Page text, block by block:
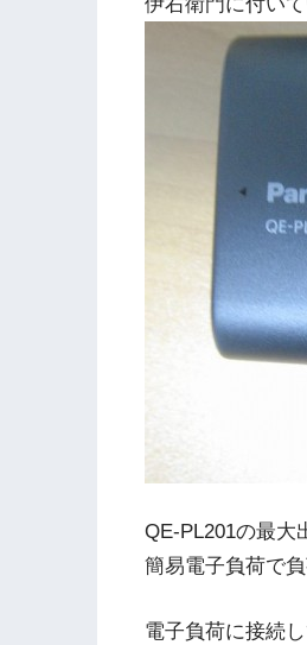
QE-PL201の最大
簡易電子負荷で
電子負荷に接続